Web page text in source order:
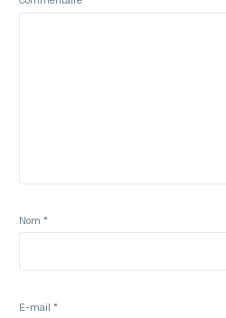
Nom *
E-mail *